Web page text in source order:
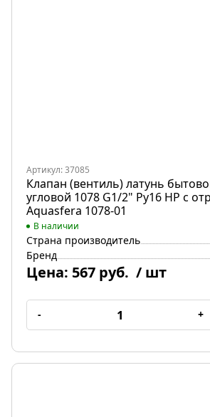
Артикул: 37085
Клапан (вентиль) латунь
угловой 1078 G1/2" Ру16 НР с
Aquasfera 1078-01
В наличии
Страна производитель
Бренд
Цена: 567 руб. / шт
- +